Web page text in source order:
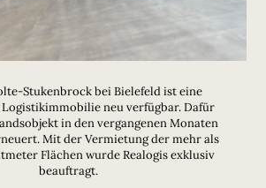
Stukenbrock bei Bielefeld ist eine
neu verfügbar. Dafür
in den vergangenen Monaten
Mit der Vermietung der mehr als
Flächen wurde Realogis exklusiv
beauftragt.